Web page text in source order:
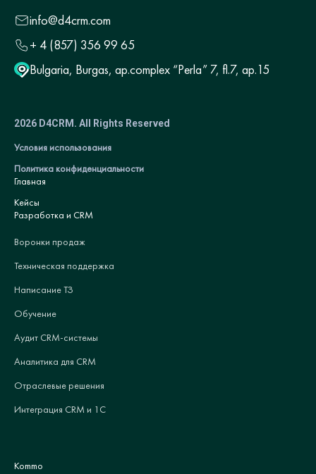
info@d4crm.com
+ 4 (857) 356 99 65
Bulgaria, Burgas, ap.complex “Perla” 7, fl.7, ap.15
2026 D4CRM. All Rights Reserved
Условия использования
Политика конфиденциальности
Главная
Кейсы
Разработка и CRM
Воронки продаж
Техническая поддержка
Написание ТЗ
Обучение
Аудит CRM-системы
Аналитика для CRM
Отраслевые решения
Интеграция CRM и 1С
Kommo